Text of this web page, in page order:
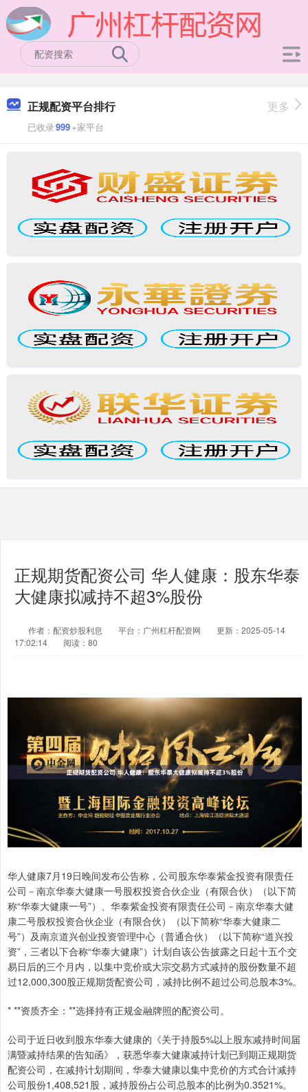
正规配资平台排行
已收录999+家平台
更多
正规期货配资公司 华人健康：股东华泰
大健康拟减持不超3%股份
作者：配资炒股利息 平台：广州杠杆配资网
更新：2025-05-14
17:02:14
阅读：80
华人健康7月19日晚间发布公告称，公司股东华泰紫金投资有限责任
公司－南京华泰大健康一号股权投资合伙企业（有限合伙）（以下简
称“华泰大健康一号”）、华泰紫金投资有限责任公司－南京华泰大健
康二号股权投资合伙企业（有限合伙）（以下简称“华泰大健康二
号”）及南京道兴创业投资管理中心（普通合伙）（以下简称“道兴投
资”，三者以下合称“华泰大健康”）计划自该公告披露之日起十五个交
易日后的三个月内，以集中竞价或大宗交易方式减持的股份数量不超
过12,000,300股正规期货配资公司，减持比例不超过公司总股本3%。
* **资质齐全：**选择持有正规金融牌照的配资公司。
公司于近日收到股东华泰大健康的《关于持股5%以上股东减持时间届
满暨减持结果的告知函》，获悉华泰大健康减持计划已到期正规期货
配资公司，在减持计划期间，华泰大健康以集中竞价的方式合计减持
公司股份1,408,521股，减持股份占公司总股本的比例为0.3521%。